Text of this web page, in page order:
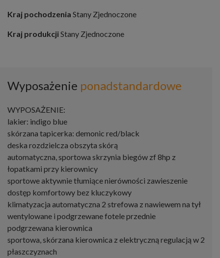
Kraj pochodzenia Stany Zjednoczone
Kraj produkcjiStany Zjednoczone
Wyposażenie ponadstandardowe
WYPOSAŻENIE:
lakier: indigo blue
skórzana tapicerka: demonic red/black
deska rozdzielcza obszyta skórą
automatyczna, sportowa skrzynia biegów zf 8hp z
łopatkami przy kierownicy
sportowe aktywnie tłumiące nierówności zawieszenie
dostęp komfortowy bez kluczykowy
klimatyzacja automatyczna 2 strefowa z nawiewem na tył
wentylowane i podgrzewane fotele przednie
podgrzewana kierownica
sportowa, skórzana kierownica z elektryczną regulacją w 2
płaszczyznach